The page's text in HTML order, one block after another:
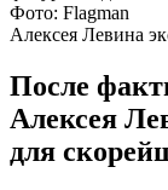
Фото: Flagman
Алексея Левина
После
Алексея
для